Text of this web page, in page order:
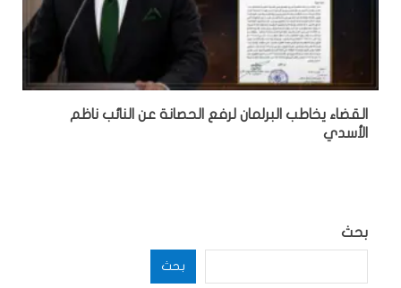
القضاء يخاطب البرلمان لرفع الحصانة عن النائب ناظم
الأسدي
بحث
بحث